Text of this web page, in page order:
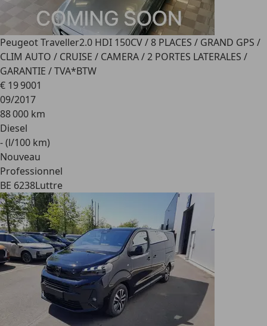
Peugeot Traveller2.0 HDI 150CV / 8 PLACES / GRAND GPS /
CLIM AUTO / CRUISE / CAMERA / 2 PORTES LATERALES /
GARANTIE / TVA*BTW
€ 19 9001
09/2017
88 000 km
Diesel
- (l/100 km)
Nouveau
Professionnel
BE 6238Luttre